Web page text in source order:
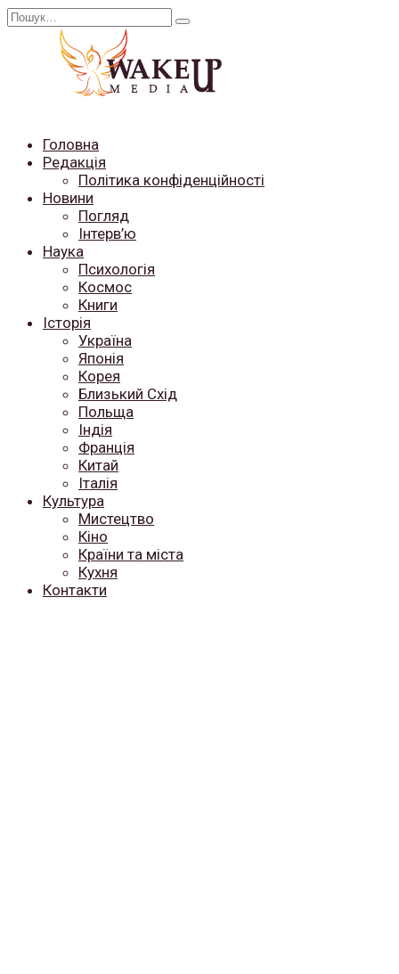
Перейти
Search
Головна
Редакція
Політика конфіденційності
Новини
Погляд
Інтерв’ю
Наука
Психологія
Космос
Книги
Історія
Україна
Японія
Корея
Близький Схід
Польща
Індія
Франція
Китай
Італія
Культура
Мистецтво
Кіно
Країни та міста
Кухня
Контакти